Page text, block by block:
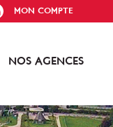
MON COMPTE
NOS AGENCES